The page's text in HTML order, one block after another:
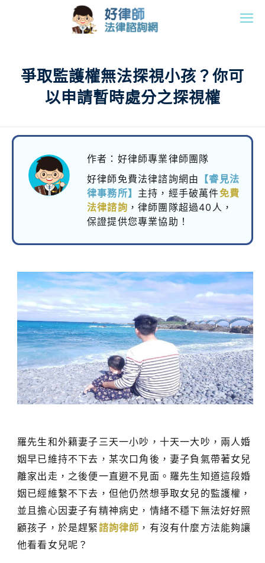
爭取監護權無法探視小孩？你可
以申請暫時處分之探視權
作者：好律師專業律師團隊
好律師免費法律諮詢網由
【睿見法
律事務所】 主持， 經手破萬件免費
法律諮詢 ，律師團隊超過40人，
保證提供您專業協助！
羅先生和外籍妻子三天一小吵，十天一大吵，兩人婚
姻早已維持不下去，某次口角後，妻子負氣帶著女兒
離家出走，之後便一直避不見面。羅先生知道這段婚
姻已經維繫不下去，但他仍然想爭取女兒的監護權，
並且擔心因妻子有精神病史，情緒不穩下無法好好照
顧孩子，於是趕緊諮詢律師 ，有沒有什麼方法能夠讓
他看看女兒呢？